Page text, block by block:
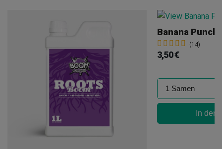
Banana Punch
(14)
3,50 €
In den